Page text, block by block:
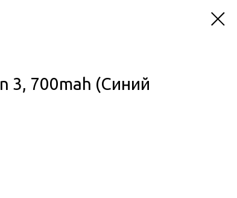
3, 700mah (Синий